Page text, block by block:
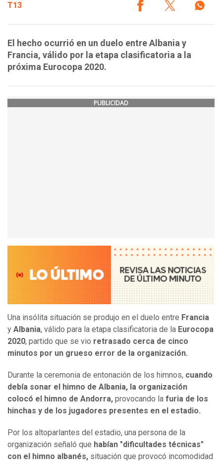
T13
El hecho ocurrió en un duelo entre Albania y
Francia, válido por la etapa clasificatoria a la
próxima Eurocopa 2020.
PUBLICIDAD
Una insólita situación se produjo en el duelo entre Francia
y Albania, válido para la etapa clasificatoria de la Eurocopa
2020, partido que se vio retrasado cerca de cinco
minutos por un grueso error de la organización.
Durante la ceremonia de entonación de los himnos, cuando
debía sonar el himno de Albania, la organización
colocó el himno de Andorra, provocando la furia de los
hinchas y de los jugadores presentes en el estadio.
Por los altoparlantes del estadio, una persona de la
organización señaló que habían "dificultades técnicas"
con el himno albanés, situación que provocó incomodidad